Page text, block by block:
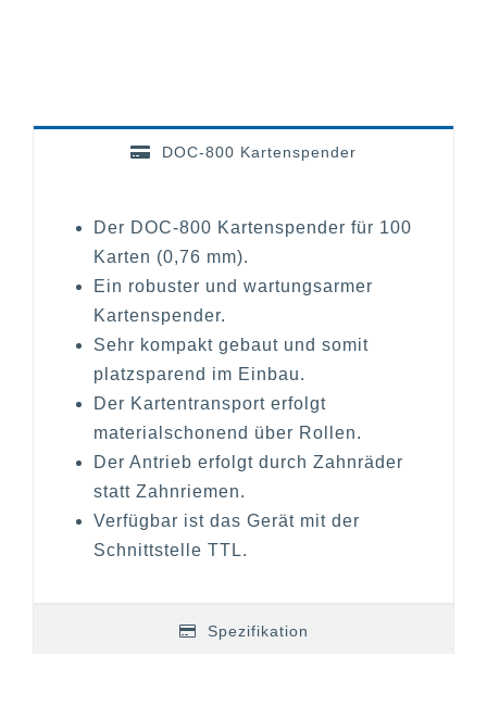
DOC-800 Kartenspender
Der DOC-800 Kartenspender für 100
Karten (0,76 mm).
Ein robuster und wartungsarmer
Kartenspender.
Sehr kompakt gebaut und somit
platzsparend im Einbau.
Der Kartentransport erfolgt
materialschonend über Rollen.
Der Antrieb erfolgt durch Zahnräder
statt Zahnriemen.
Verfügbar ist das Gerät mit der
Schnittstelle TTL.
Spezifikation